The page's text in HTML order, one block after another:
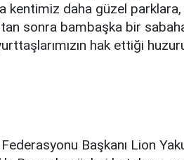
kentimiz daha güzel
sonra bambaşka bir
hak ettiği
Başkanı Lion